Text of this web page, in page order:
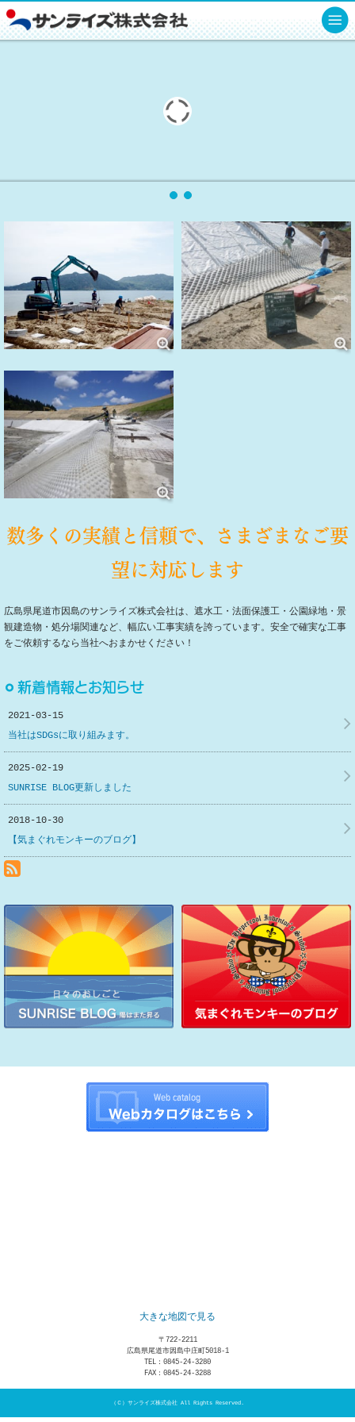
数多くの実績と信頼で、さまざまなご要
望に対応します
広島県尾道市因島のサンライズ株式会社は、遮水工・法面保護工・公園緑地・景
観建造物・処分場関連など、幅広い工事実績を誇っています。安全で確実な工事
をご依頼するなら当社へおまかせください！
新着情報とお知らせ
2021-03-15
当社はSDGsに取り組みます。
2025-02-19
SUNRISE BLOG更新しました
2018-10-30
【気まぐれモンキーのブログ】
大きな地図で見る
〒722-2211
広島県尾道市因島中庄町5018-1
TEL： 0845-24-3280
FAX：0845-24-3288
（Ｃ） サンライズ株式会社 All Rights Reserved.